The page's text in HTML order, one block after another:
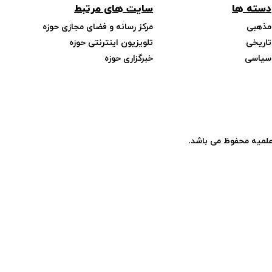
دسته ها
مذهبی
تاریخی
سیاسی
سایت های مرتبط
مرکز رسانه و فضای مجازی حوزه
تلویزیون اینترنتی حوزه
خبرگزاری حوزه
محفوظ می باشد.